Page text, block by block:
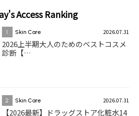
Access Ranking
1 Skin Care 2026.07.31
2026上半期大人のためのベストコスメ
診断【…
2 Skin Care 2026.07.31
【2026最新】ドラッグストア化粧水14